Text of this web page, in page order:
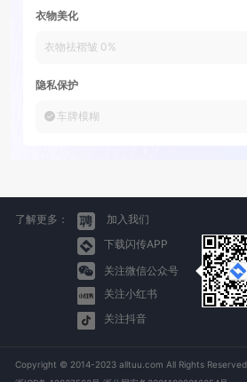
衣物美化
衣物祛褶皱 0%
隐私保护
车牌模糊
了解更多：
加入我们
下载闪传APP
关注微信公众号
关注小红书
关注抖音
Copyright © 2014-2023 alltuu.com All Rights Reserved